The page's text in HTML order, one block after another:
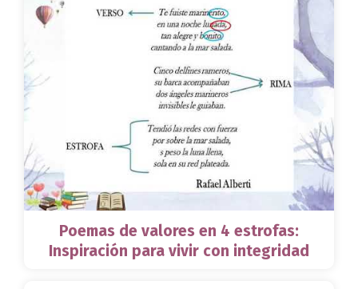
Poemas de valores en 4 estrofas:
Inspiración para vivir con integridad